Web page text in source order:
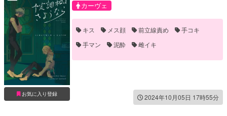
お気に入り登録
カーヴェ
キス メス顔 前立線責め
手コキ
手マン
泥酔 雌イキ
2024年10月05日 17時55分